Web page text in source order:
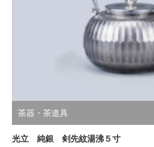
茶器・茶道具
光立 純銀 剣先紋湯沸５寸